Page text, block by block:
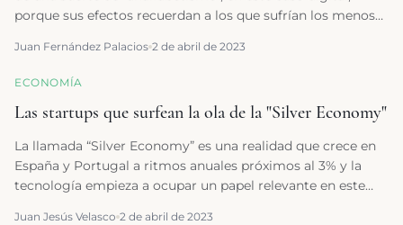
porque sus efectos recuerdan a los que sufrían los menos
o numérica. La buena noticia es que en nuestras actuales
sociedades democráticas ha arraigado una cultura de
Juan Fernández Palacios 2 de abril de 2023
ECONOMÍA
Las startups que surfean la ola de la "Silver Economy"
La llamada “Silver Economy” es una realidad que crece en
España y Portugal a ritmos anuales próximos al 3% y la
tecnología empieza a ocupar un papel relevante en este
Juan Jesús Velasco 2 de abril de 2023